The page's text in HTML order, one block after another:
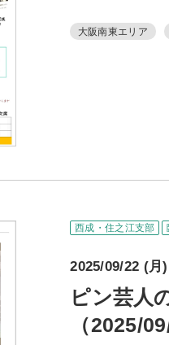
大阪南東エリア
西成・住之江支部
2025/09/22 (月
ピン芸人
（2025/